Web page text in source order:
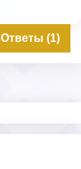
Ответы (1)